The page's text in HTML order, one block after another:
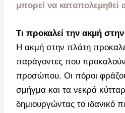
μπορεί να καταπολεμηθεί
Τι προκαλεί την ακμή
Η ακμή στην πλάτη
παράγοντες που
προσώπου. Οι πόροι
σμήγμα και τα νεκρά
δημιουργώντας το ιδανικό